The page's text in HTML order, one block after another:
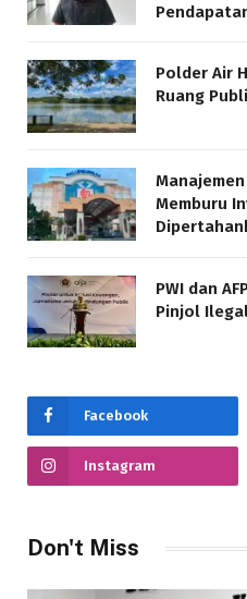
Polder Air
Ruang
Memburu
PWI dan
Pinjol
Facebook
Instagram
Don't Miss